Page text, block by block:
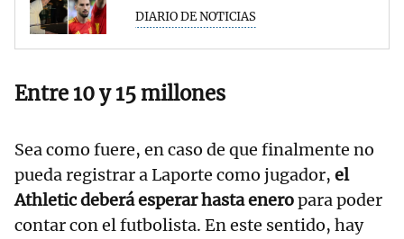
DIARIO DE NOTICIAS
Entre 10 y 15 millones
Sea como fuere, en caso de que finalmente no
pueda registrar a Laporte como jugador, el
Athletic deberá esperar hasta eneropara poder
contar con el futbolista. En este sentido, hay